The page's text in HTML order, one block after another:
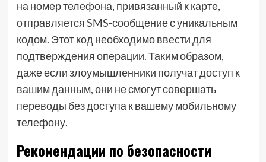
на номер телефона, привязанный к карте,
отправляется SMS-сообщение с уникальным
кодом. Этот код необходимо ввести для
подтверждения операции. Таким образом,
даже если злоумышленники получат доступ к
вашим данным, они не смогут совершать
переводы без доступа к вашему мобильному
телефону.
Рекомендации по безопасности